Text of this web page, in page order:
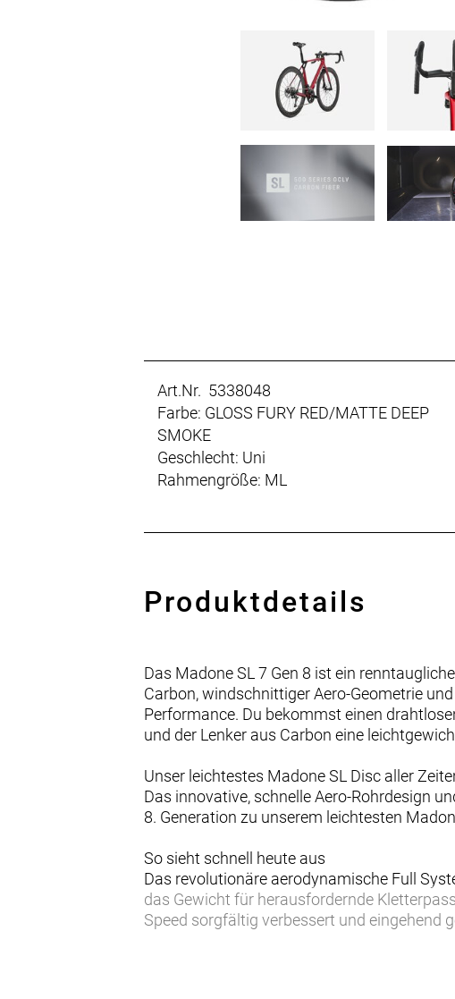
Art.Nr. 5338048
Farbe: GLOSS FURY RED/MATTE DEEP
SMOKE
Geschlecht: Uni
Rahmengröße: ML
Produktdetails
Das Madone SL 7 Gen 8 ist ein
Carbon, windschnittiger Aero-Geometrie
Performance. Du bekommst einen
und der Lenker aus Carbon eine
Unser leichtestes Madone SL Disc aller
Das innovative, schnelle Aero-Rohrdesign
8. Generation zu unserem leichtesten
So sieht schnell heute aus
Das revolutionäre aerodynamische Full
das Gewicht für herausfordernde
Speed sorgfältig verbessert und
Damit du länger kraftvoller in die Pedale